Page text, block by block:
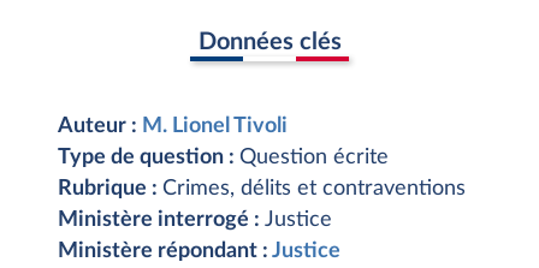
Données clés
Auteur : M. Lionel Tivoli
Type de question : Question écrite
Rubrique : Crimes, délits et contraventions
Ministère interrogé : Justice
Ministère répondant : Justice